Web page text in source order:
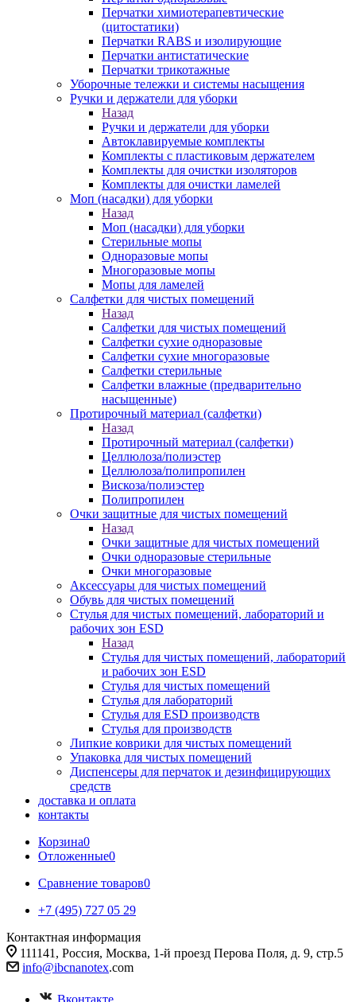
Перчатки химиотерапевтические
(цитостатики)
Перчатки RABS и изолирующие
Перчатки антистатические
Перчатки трикотажные
Уборочные тележки и системы насыщения
Ручки и держатели для уборки
Назад
Ручки и держатели для уборки
Автоклавируемые комплекты
Комплекты с пластиковым держателем
Комплекты для очистки изоляторов
Комплекты для очистки ламелей
Моп (насадки) для уборки
Назад
Моп (насадки) для уборки
Стерильные мопы
Одноразовые мопы
Многоразовые мопы
Мопы для ламелей
Салфетки для чистых помещений
Назад
Салфетки для чистых помещений
Салфетки сухие одноразовые
Салфетки сухие многоразовые
Салфетки стерильные
Салфетки влажные (предварительно
насыщенные)
Протирочный материал (салфетки)
Назад
Протирочный материал (салфетки)
Целлюлоза/полиэстер
Целлюлоза/полипропилен
Вискоза/полиэстер
Полипропилен
Очки защитные для чистых помещений
Назад
Очки защитные для чистых помещений
Очки одноразовые стерильные
Очки многоразовые
Аксессуары для чистых помещений
Обувь для чистых помещений
Стулья для чистых помещений, лабораторий и
рабочих зон ESD
Назад
Стулья для чистых помещений, лабораторий
и рабочих зон ESD
Стулья для чистых помещений
Стулья для лабораторий
Стулья для ESD производств
Стулья для производств
Липкие коврики для чистых помещений
Упаковка для чистых помещений
Диспенсеры для перчаток и дезинфицирующих
средств
доставка и оплата
контакты
Корзина0
Отложенные0
Сравнение товаров0
+7 (495) 727 05 29
Контактная информация
111141, Россия, Москва, 1-й проезд Перова Поля, д. 9, стр.5
info@ibcnanotex.com
Вконтакте